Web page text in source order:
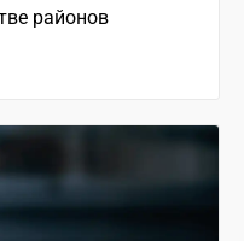
районов